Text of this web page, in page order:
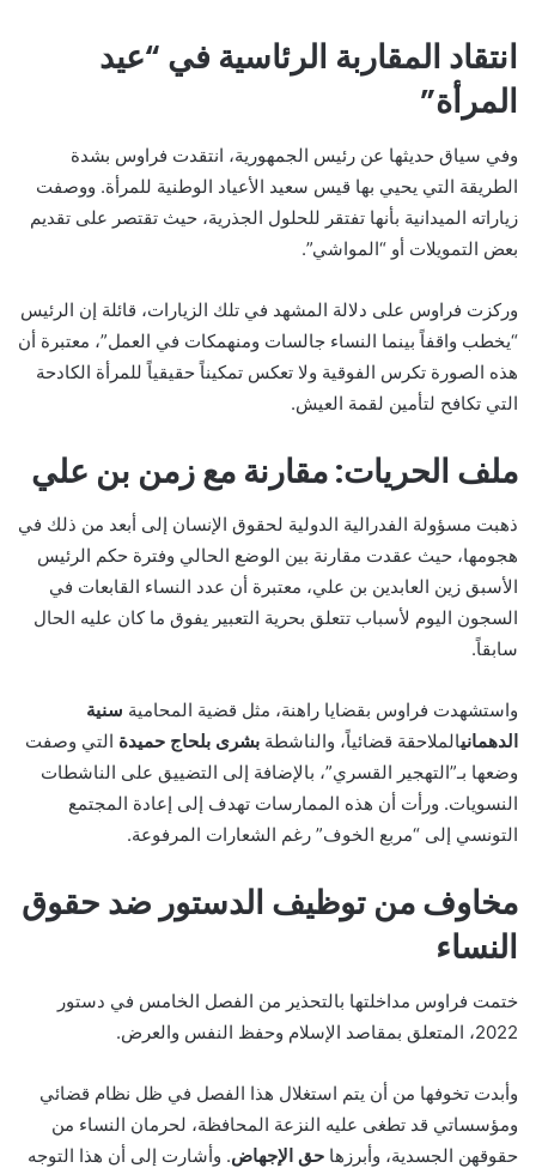
انتقاد المقاربة الرئاسية في “عيد
المرأة”
وفي سياق حديثها عن رئيس الجمهورية، انتقدت فراوس بشدة
الطريقة التي يحيي بها قيس سعيد الأعياد الوطنية للمرأة. ووصفت
زياراته الميدانية بأنها تفتقر للحلول الجذرية، حيث تقتصر على تقديم
بعض التمويلات أو “المواشي”.
وركزت فراوس على دلالة المشهد في تلك الزيارات، قائلة إن الرئيس
“يخطب واقفاً بينما النساء جالسات ومنهمكات في العمل”، معتبرة أن
هذه الصورة تكرس الفوقية ولا تعكس تمكيناً حقيقياً للمرأة الكادحة
التي تكافح لتأمين لقمة العيش.
ملف الحريات: مقارنة مع زمن بن علي
ذهبت مسؤولة الفدرالية الدولية لحقوق الإنسان إلى أبعد من ذلك في
هجومها، حيث عقدت مقارنة بين الوضع الحالي وفترة حكم الرئيس
الأسبق زين العابدين بن علي، معتبرة أن عدد النساء القابعات في
السجون اليوم لأسباب تتعلق بحرية التعبير يفوق ما كان عليه الحال
سابقاً.
واستشهدت فراوس بقضايا راهنة، مثل قضية المحامية سنية
الدهمانيالملاحقة قضائياً، والناشطة بشرى بلحاج حميدة التي وصفت
وضعها بـ”التهجير القسري”، بالإضافة إلى التضييق على الناشطات
النسويات. ورأت أن هذه الممارسات تهدف إلى إعادة المجتمع
التونسي إلى “مربع الخوف” رغم الشعارات المرفوعة.
مخاوف من توظيف الدستور ضد حقوق
النساء
ختمت فراوس مداخلتها بالتحذير من الفصل الخامس في دستور
2022، المتعلق بمقاصد الإسلام وحفظ النفس والعرض.
وأبدت تخوفها من أن يتم استغلال هذا الفصل في ظل نظام قضائي
ومؤسساتي قد تطغى عليه النزعة المحافظة، لحرمان النساء من
حقوقهن الجسدية، وأبرزها حق الإجهاض. وأشارت إلى أن هذا التوجه